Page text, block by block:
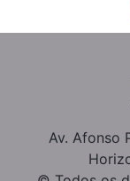
Av. Afonso